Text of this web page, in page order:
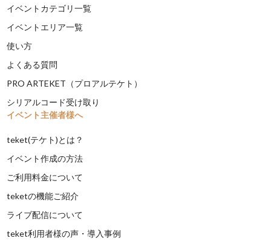
イベントカテゴリ一覧
イベントエリア一覧
使い方
よくある質問
PRO ARTEKET（プロアルテケト）
シリアルコード受け取り
イベント主催者様へ
teket(テケト)とは？
イベント作成の方法
ご利用料金について
teketの機能ご紹介
ライブ配信について
teket利用者様の声・導入事例